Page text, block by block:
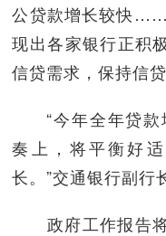
公贷款增长较快……
现出各家银行正积
信贷需求，保持信
“今年全年贷款
奏上，将平衡好
长。”交通银行副行
政府工作报告将